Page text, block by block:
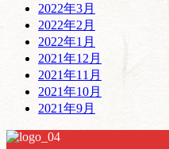
2022年3月
2022年2月
2022年1月
2021年12月
2021年11月
2021年10月
2021年9月